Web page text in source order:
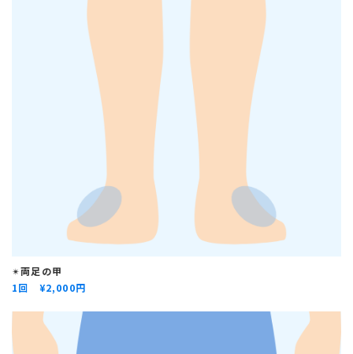
✴︎両足の甲
1回 ¥2,000円